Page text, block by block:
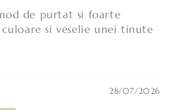
de purtat si foarte
si veselie unei tinute
28/07/2026